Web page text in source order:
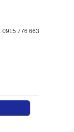
0915 776 663